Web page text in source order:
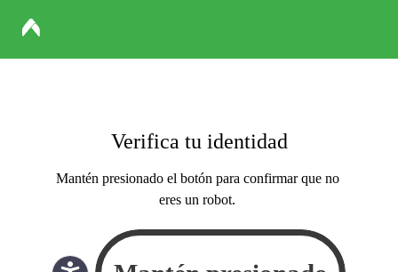
Verifica tu identidad
Mantén presionado el botón para confirmar que no
eres un robot.